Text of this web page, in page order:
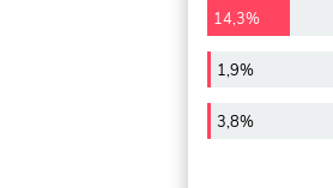
14,3%
1,9%
3,8%